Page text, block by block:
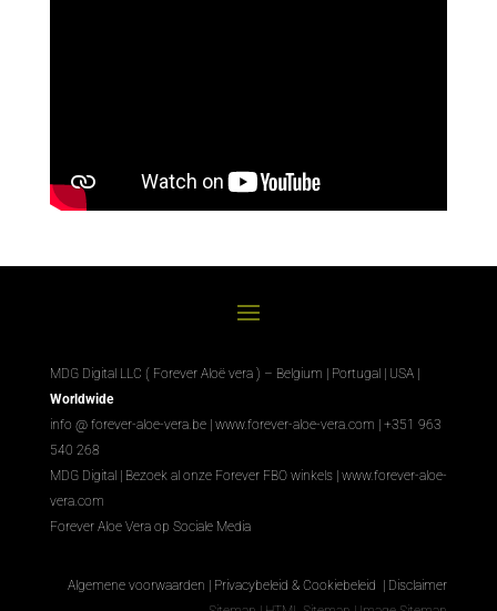
MDG Digital LLC ( Forever Aloë vera ) – Belgium | Portugal | USA |
Worldwide
info @ forever-aloe-vera.be | www.forever-aloe-vera.com | +351 963
540 268
MDG Digital| Bezoek al onze Forever FBO winkels| www.forever-aloe-
vera.com
Forever Aloe Vera op Sociale Media
Algemene voorwaarden | Privacybeleid & Cookiebeleid | Disclaimer